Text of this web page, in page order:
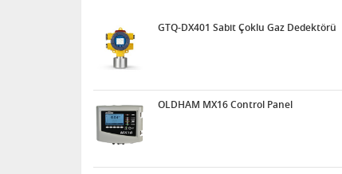
GTQ-DX401 Sabit Çoklu Gaz Dedektörü
OLDHAM MX16 Control Panel